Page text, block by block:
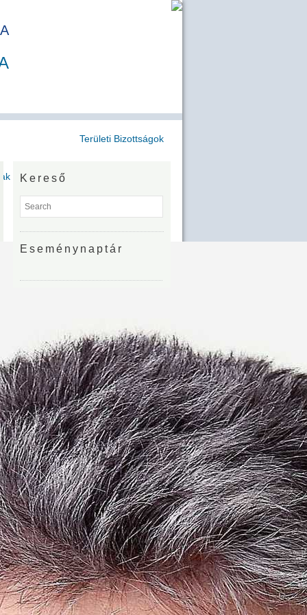
2013
Területi Bizottságok
Kereső
Eseménynaptár